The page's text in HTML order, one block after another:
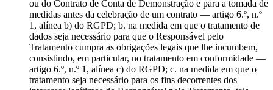
ou do Contrato de Conta de Demonstração e para a tomada de
medidas antes da celebração de um contrato — artigo 6.º, n.º
1, alínea b) do RGPD; b. na medida em que o tratamento de
dados seja necessário para que o Responsável pelo
Tratamento cumpra as obrigações legais que lhe incumbem,
consistindo, em particular, no tratamento em conformidade —
artigo 6.º, n.º 1, alínea c) do RGPD; c. na medida em que o
tratamento seja necessário para os fins decorrentes dos